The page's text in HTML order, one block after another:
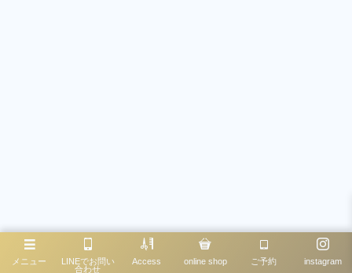
メニュー
LINEでお問い
合わせ
Access online shop ご予約 instagram